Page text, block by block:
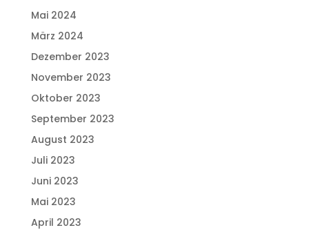
Mai 2024
März 2024
Dezember 2023
November 2023
Oktober 2023
September 2023
August 2023
Juli 2023
Juni 2023
Mai 2023
April 2023